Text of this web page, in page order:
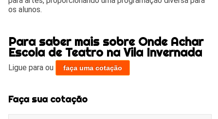
os alunos.
Para saber mais sobre Onde Achar
Escola de Teatro na Vila Invernada
Ligue paraou faça uma cotação
Faça sua cotação